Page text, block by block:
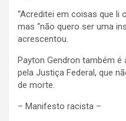
“Acreditei em coisas que li
mas “não quero ser uma
acrescentou.
Payton Gendron também é
pela Justiça Federal, que
de morte.
– Manifesto racista –